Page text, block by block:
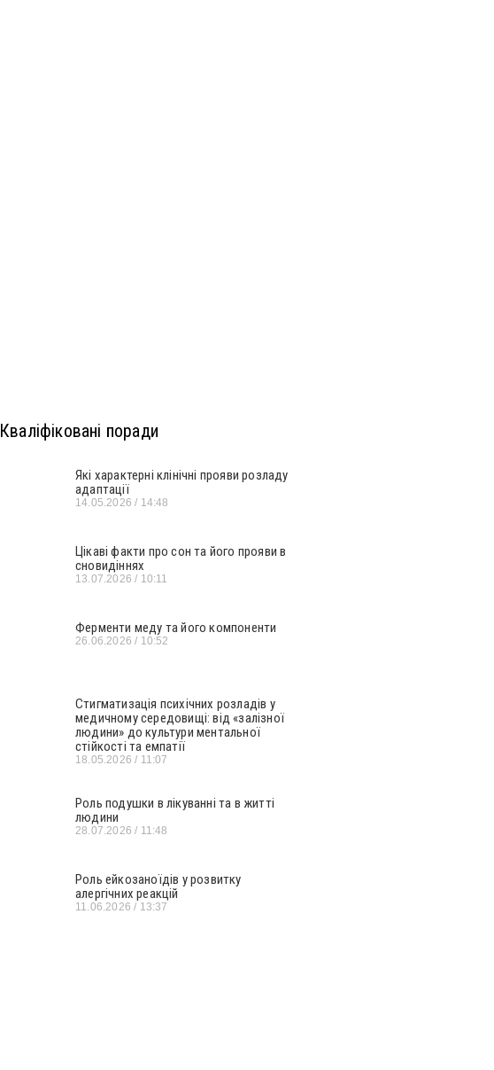
Кваліфіковані поради
Які характерні клінічні прояви розладу
адаптації
14.05.2026 14:48
Цікаві факти про сон та його прояви в
сновидіннях
13.07.2026 10:11
Ферменти меду та його компоненти
26.06.2026 10:52
Стигматизація психічних розладів у
медичному середовищі: від «залізної
людини» до культури ментальної
стійкості та емпатії
18.05.2026 11:07
Роль подушки в лікуванні та в житті
людини
28.07.2026 11:48
Роль ейкозаноїдів у розвитку
алергічних реакцій
11.06.2026 13:37